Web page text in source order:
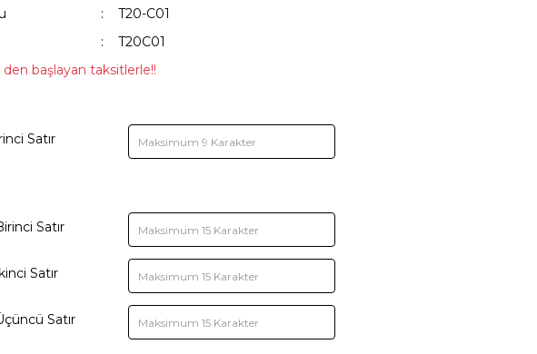
T20-C01
T20C01
den başlayan taksitlerle!!
Satır
Satır
Satır
Satır